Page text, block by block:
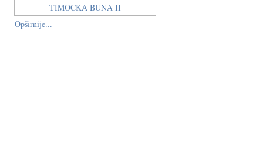
Opširnije...